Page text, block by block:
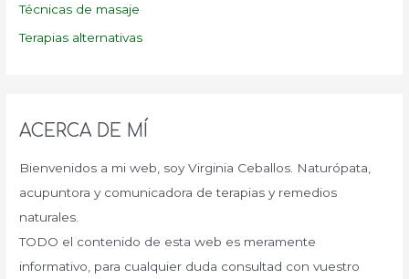
Técnicas de masaje
Terapias alternativas
ACERCA DE MÍ
Bienvenidos a mi web, soy Virginia Ceballos. Naturópata,
acupuntora y comunicadora de terapias y remedios
naturales.
TODO el contenido de esta web es meramente
informativo, para cualquier duda consultad con vuestro